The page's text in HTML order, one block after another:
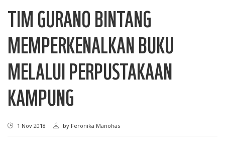
TIM GURANO BINTANG
MEMPERKENALKAN BUKU
MELALUI PERPUSTAKAAN
KAMPUNG
1 Nov 2018 by Feronika Manohas